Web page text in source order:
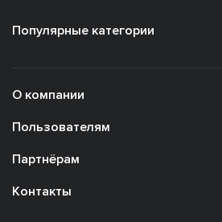
Популярные категории
О компании
Пользователям
Партнёрам
Контакты